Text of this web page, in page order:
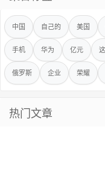
中国 自己的 美国
手机 华为 亿元
俄罗斯 企业 荣耀
热门文章